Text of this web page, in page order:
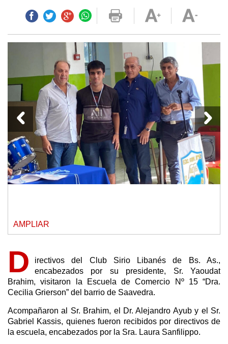
AMPLIAR
D
irectivos del Club Sirio Libanés de Bs. As.,
encabezados por su presidente, Sr. Yaoudat
Brahim, visitaron la Escuela de Comercio Nº 15 “Dra.
Cecilia Grierson” del barrio de Saavedra.
Acompañaron al Sr. Brahim, el Dr. Alejandro Ayub y el Sr.
Gabriel Kassis, quienes fueron recibidos por directivos de
la escuela, encabezados por la Sra. Laura Sanfilippo.